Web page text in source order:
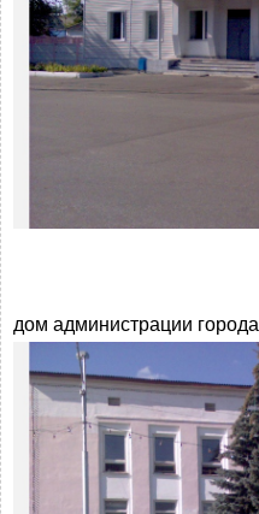
дом администрации города